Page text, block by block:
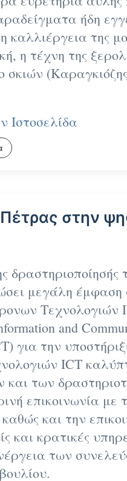
ήδη
καλλιέργεια της
η τέχνη της
σκιών
Ιστοσελίδα
στην
δραστηριοποίησής
μεγάλη έμφαση
Τεχνολογιών
and
για την
ICT
και των
επικοινωνία με
και την
και κρατικές
των